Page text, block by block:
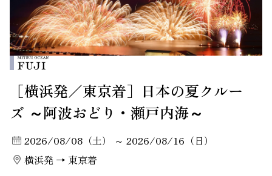
［横浜発／東京着］日本の夏クルー
ズ ～阿波おどり・瀬戸内海～
2026/08/08（土） ～ 2026/08/16（日）
横浜発 → 東京着